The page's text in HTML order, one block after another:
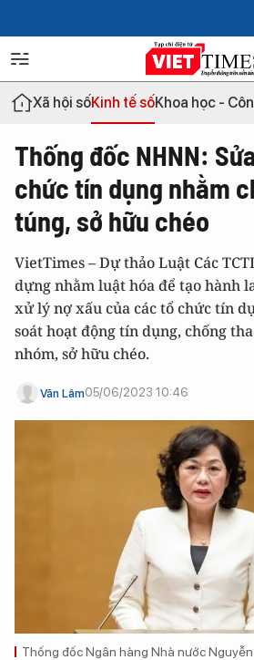
Xã hội sốKinh tế sốKhoa học -
Thống đốc NHNN:
chức tín dụng nhằm
túng, sở hữu chéo
VietTimes – Dự thảo Luật Các
dựng nhằm luật hóa để tạo hành
xử lý nợ xấu của các tổ chức tín
soát hoạt động tín dụng, chống
nhóm, sở hữu chéo.
Văn Lâm05/06/2023 10:46
Thống đốc Ngân hàng Nhà nước Nguyễn